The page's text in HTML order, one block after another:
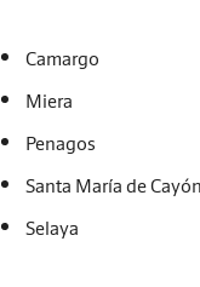
Camargo
Miera
Penagos
Santa María de
Selaya